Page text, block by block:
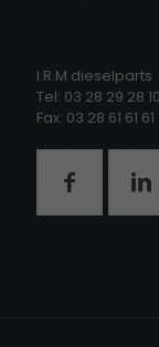
I.R.M dieselparts
Tel: 03 28 29 28 10
Fax: 03 28 61 61 61